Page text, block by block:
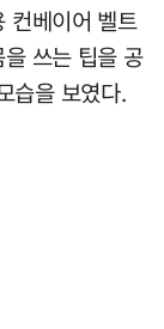
컨베이어 벨트
쓰는 팁을 공
습을 보였다.